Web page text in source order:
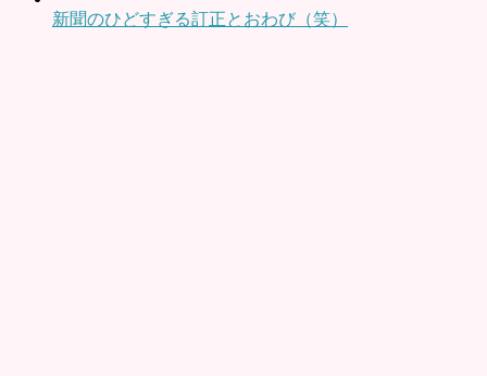
新聞のひどすぎる訂正とおわび（笑）